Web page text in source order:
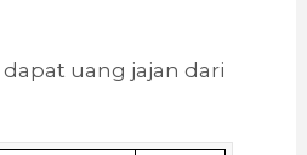
uang jajan dari